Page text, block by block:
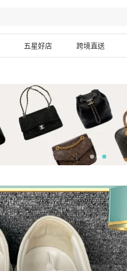
五星好店 跨境直送